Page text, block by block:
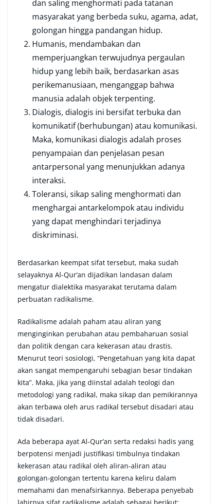
dan saling menghormati pada tatanan
masyarakat yang berbeda suku, agama, adat,
golongan hingga pandangan hidup.
Humanis, mendambakan dan
memperjuangkan terwujudnya pergaulan
hidup yang lebih baik, berdasarkan asas
perikemanusiaan, menganggap bahwa
manusia adalah objek terpenting.
Dialogis, dialogis ini bersifat terbuka dan
komunikatif (berhubungan) atau komunikasi.
Maka, komunikasi dialogis adalah proses
penyampaian dan penjelasan pesan
antarpersonal yang menunjukkan adanya
interaksi.
Toleransi, sikap saling menghormati dan
menghargai antarkelompok atau individu
yang dapat menghindari terjadinya
diskriminasi.
Berdasarkan keempat sifat tersebut, maka sudah
selayaknya Al-Qur’an dijadikan landasan dalam
mengatur dialektika masyarakat terutama dalam
perbuatan radikalisme.
Radikalisme adalah paham atau aliran yang
menginginkan perubahan atau pembaharuan sosial
dan politik dengan cara kekerasan atau drastis.
Menurut teori sosiologi, “Pengetahuan yang kita dapat
akan sangat mempengaruhi sebagian besar tindakan
kita”. Maka, jika yang diinstal adalah teologi dan
metodologi yang radikal, maka sikap dan pemikirannya
akan terbawa oleh arus radikal tersebut disadari atau
tidak disadari.
Ada beberapa ayat Al-Qur’an serta redaksi hadis yang
berpotensi menjadi justifikasi timbulnya tindakan
kekerasan atau radikal oleh aliran-aliran atau
golongan-golongan tertentu karena keliru dalam
memahami dan menafsirkannya. Beberapa penyebab
lahirnya sifat radikalisme adalah sebagai berikut: